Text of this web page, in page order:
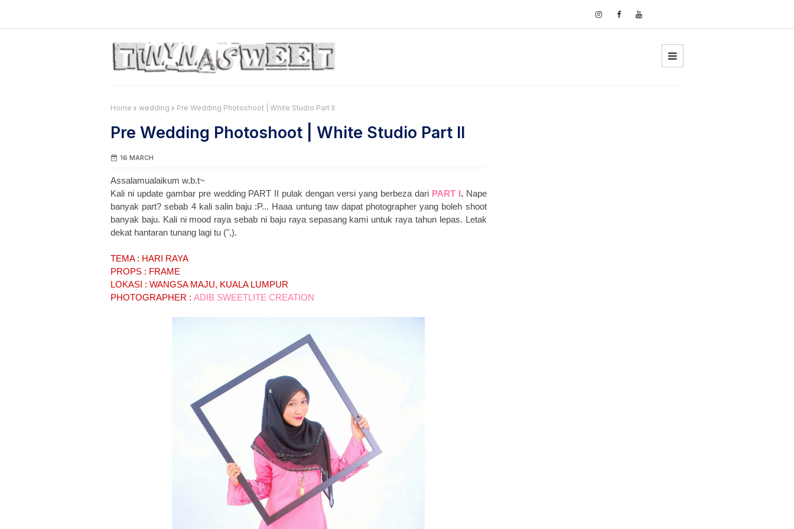
Home wedding Pre Wedding Photoshoot | White Studio Part II
Pre Wedding Photoshoot | White Studio Part II
16 MARCH
Assalamualaikum w.b.t~
Kali ni update gambar pre wedding PART II pulak dengan versi yang berbeza dari PART I. Nape
banyak part? sebab 4 kali salin baju :P... Haaa untung taw dapat photographer yang boleh shoot
banyak baju. Kali ni mood raya sebab ni baju raya sepasang kami untuk raya tahun lepas. Letak
dekat hantaran tunang lagi tu (",).
TEMA : HARI RAYA
PROPS : FRAME
LOKASI : WANGSA MAJU, KUALA LUMPUR
PHOTOGRAPHER : ADIB SWEETLITE CREATION